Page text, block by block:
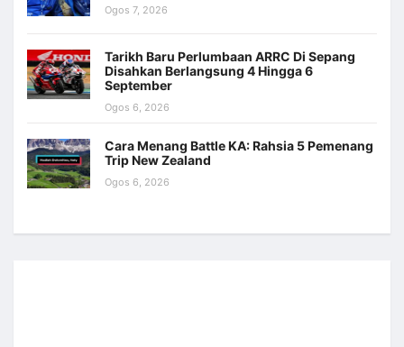
Ogos 7, 2026
Tarikh Baru Perlumbaan ARRC Di Sepang
Disahkan Berlangsung 4 Hingga 6
September
Ogos 6, 2026
Cara Menang Battle KA: Rahsia 5 Pemenang
Trip New Zealand
Ogos 6, 2026